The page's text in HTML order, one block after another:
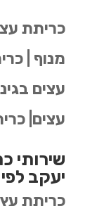
כריתת
מנוף |
עצים
עצים|
שירותי
יעקב לפי
כריתת עץ